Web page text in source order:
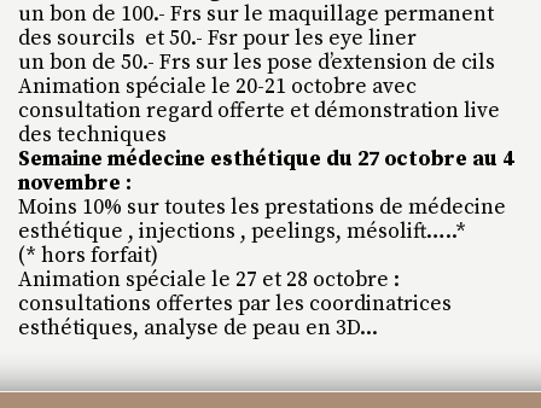
un bon de 100.- Frs sur le maquillage permanent
des sourcils et 50.- Fsr pour les eye liner
un bon de 50.- Frs sur les pose d’extension de cils
Animation spéciale le 20-21 octobre avec
consultation regard offerte et démonstration live
des techniques
Semaine médecine esthétique du 27 octobre au 4
novembre :
Moins 10% sur toutes les prestations de médecine
esthétique , injections , peelings, mésolift…..*
(* hors forfait)
Animation spéciale le 27 et 28 octobre :
consultations offertes par les coordinatrices
esthétiques, analyse de peau en 3D...